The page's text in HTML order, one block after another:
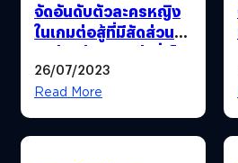
จัดอันดับตัวละครหญิง
ในเกมต่อสู้ที่มีสัดส่วน
รูปร่างซ่อนรูปกว่าที่เห็น
ภายนอก
26/07/2023
Read More